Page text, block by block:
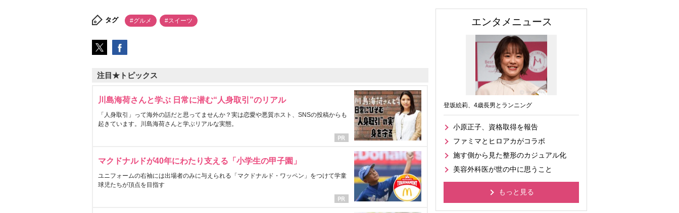
タグ #グルメ #スイーツ
注目★トピックス
川島海荷さんと学ぶ 日常に潜む“人身取引”のリアル
「人身取引」って海外の話だと思ってませんか？実は恋愛や悪質ホスト、SNSの投稿からも
起きています。川島海荷さんと学ぶリアルな実態。
マクドナルドが40年にわたり支える「小学生の甲子園」
ユニフォームの右袖には出場者のみに与えられる「マクドナルド・ワッペン」をつけて学童
球児たちが頂点を目指す
エンタメニュース
登坂絵莉、4歳長男とランニング
小原正子、資格取得を報告
ファミマとヒロアカがコラボ
施す側から見た整形のカジュアル化
美容外科医が世の中に思うこと
もっと見る